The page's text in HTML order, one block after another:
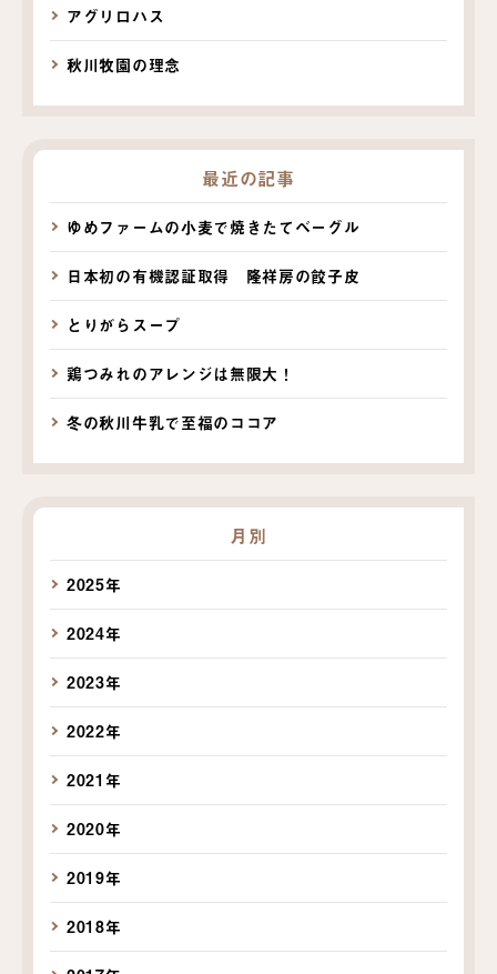
アグリロハス
秋川牧園の理念
最近の記事
ゆめファームの小麦で焼きたてベーグル
日本初の有機認証取得 隆祥房の餃子皮
とりがらスープ
鶏つみれのアレンジは無限大！
冬の秋川牛乳で至福のココア
月別
2025年
2024年
2023年
2022年
2021年
2020年
2019年
2018年